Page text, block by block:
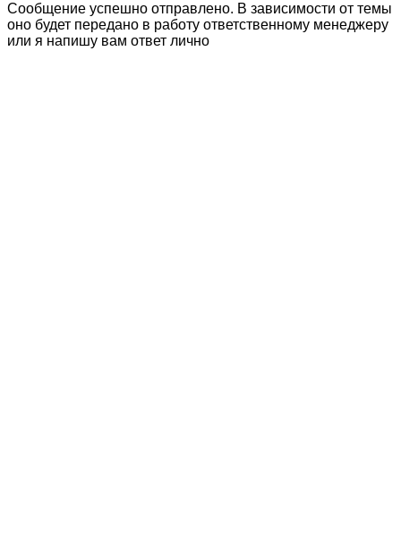
Сообщение успешно отправлено. В зависимости от темы
оно будет передано в работу ответственному менеджеру
или я напишу вам ответ лично